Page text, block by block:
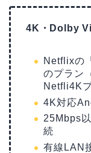
4K・Dolby
Netflixの
のプラン
Netfli4K
4K対応
25Mbps
続
有線LAN